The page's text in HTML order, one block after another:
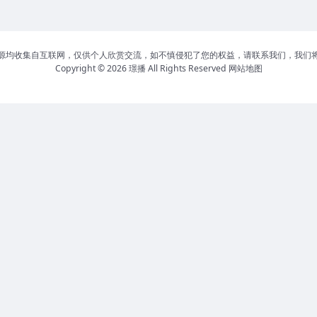
均收集自互联网，仅供个人欣赏交流，如不慎侵犯了您的权益，请联系我们，我们
Copyright © 2026璟播All Rights Reserved 网站地图